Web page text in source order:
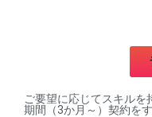
ご要望に応じてスキルを
期間（3か月～）契約を